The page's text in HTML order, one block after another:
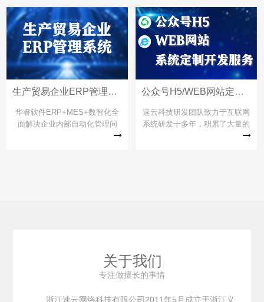
热线：0579-89920075。
89920075。
生产贸易企业ERP管理系统
华睿软件ERP+MES+数智化全
面解决企业内部自动化管理问
题，以标准化模块定制化实施服
公众号H5/WEB网站定制开发
速云科技研发团队致力于互联网
系统研发十多年，积累了大量的
产品经验和客户案例，以最小的
关于我们
专注做擅长的事情
浙江速云网络科技有限公司2011年5月成立于浙江义